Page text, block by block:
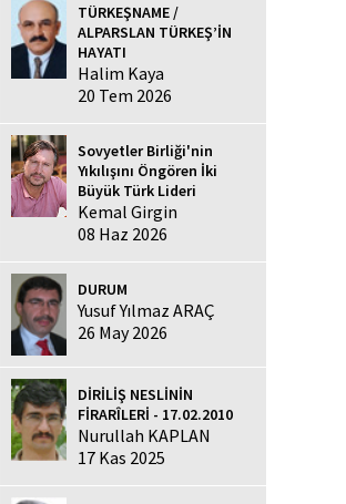
TÜRKEŞNAME /
ALPARSLAN TÜRKEŞ’İN
HAYATI
Halim Kaya
20 Tem 2026
Sovyetler Birliği'nin
Yıkılışını Öngören İki
Büyük Türk Lideri
Kemal Girgin
08 Haz 2026
DURUM
Yusuf Yılmaz ARAÇ
26 May 2026
DİRİLİŞ NESLİNİN
FİRARÎLERİ - 17.02.2010
Nurullah KAPLAN
17 Kas 2025